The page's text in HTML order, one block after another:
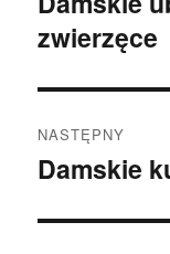
wpis:
zwierzęce
NASTĘPNY
Następny
Damskie